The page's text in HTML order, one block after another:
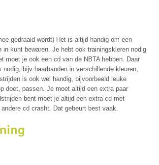
gedraaid wordt) Het is altijd handig om een
kunt bewaren. Je hebt ook trainingskleren nodig
moet je ook een cd van de NBTA hebben. Daar
bijv haarbanden in verschillende kleuren,
is ook wel handig, bijvoorbeeld leuke
doet, passen. Je moet altijd een extra paar
bent moet je altijd een extra cd met
cd crasht. Dat gebeurt best vaak.